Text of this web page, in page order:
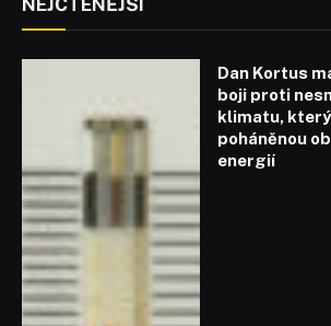
Dan Kortus
boji proti
klimatu, který
poháněnou
energií